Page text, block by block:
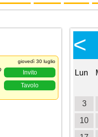
giovedì 30 luglio
Invito
Tavolo
Sab
Dom
3
<
Lun
3
10